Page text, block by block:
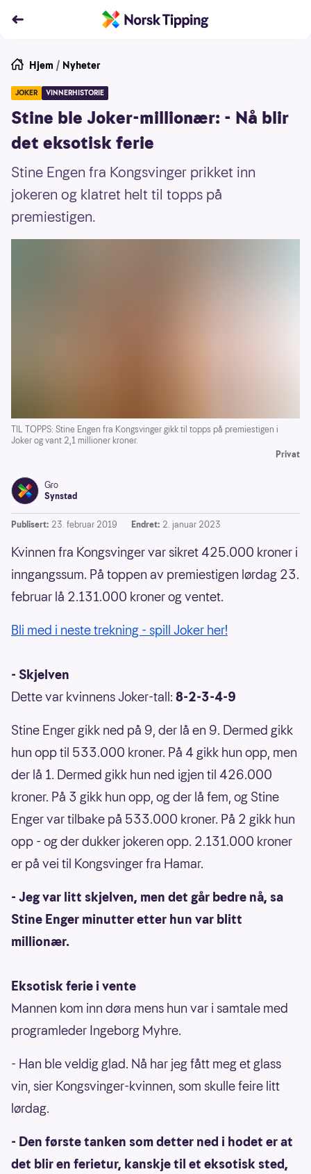
Hjem / Nyheter
JOKER VINNERHISTORIE
Stine ble Joker-millionær: - Nå blir
det eksotisk ferie
Stine Engen fra Kongsvinger prikket inn
jokeren og klatret helt til topps på
premiestigen.
TIL TOPPS: Stine Engen fra Kongsvinger gikk til topps på premiestigen i
Joker og vant 2,1 millioner kroner.
Privat
Gro
Synstad
Publisert: 23. februar 2019 Endret: 2. januar 2023
Kvinnen fra Kongsvinger var sikret 425.000 kroner i
inngangssum. På toppen av premiestigen lørdag 23.
februar lå 2.131.000 kroner og ventet.
Bli med i neste trekning - spill Joker her!
- Skjelven
Dette var kvinnens Joker-tall: 8-2-3-4-9
Stine Enger gikk ned på 9, der lå en 9. Dermed gikk
hun opp til 533.000 kroner. På 4 gikk hun opp, men
der lå 1. Dermed gikk hun ned igjen til 426.000
kroner. På 3 gikk hun opp, og der lå fem, og Stine
Enger var tilbake på 533.000 kroner. På 2 gikk hun
opp - og der dukker jokeren opp. 2.131.000 kroner
er på vei til Kongsvinger fra Hamar.
- Jeg var litt skjelven, men det går bedre nå, sa
Stine Enger minutter etter hun var blitt
millionær.
Eksotisk ferie i vente
Mannen kom inn døra mens hun var i samtale med
programleder Ingeborg Myhre.
- Han ble veldig glad. Nå har jeg fått meg et glass
vin, sier Kongsvinger-kvinnen, som skulle feire litt
lørdag.
- Den første tanken som detter ned i hodet er at
det blir en ferietur, kanskje til et eksotisk sted,